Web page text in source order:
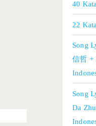
40
22
Song
信哲 +
Song
Da